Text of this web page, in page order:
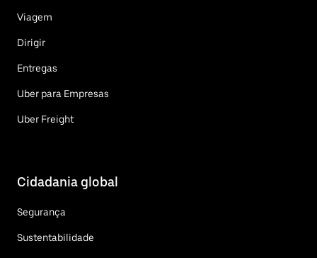
Viagem
Dirigir
Entregas
Uber para Empresas
Uber Freight
Cidadania global
Segurança
Sustentabilidade